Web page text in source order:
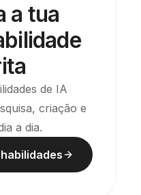
a tua
de IA
criação e
a dia.